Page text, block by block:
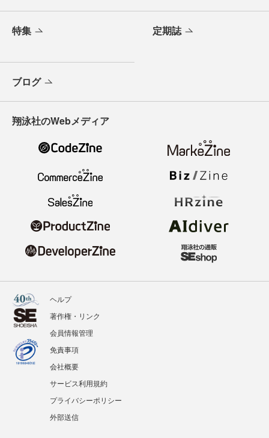
特集 定期誌
ブログ
翔泳社のWebメディア
ヘルプ
著作権・リンク
会員情報管理
免責事項
会社概要
サービス利用規約
プライバシーポリシー
外部送信